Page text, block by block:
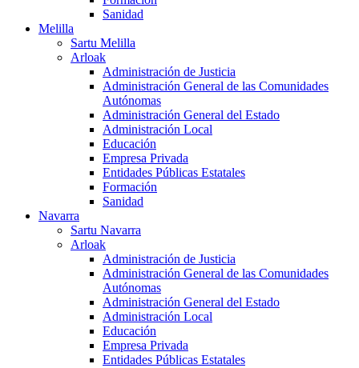
Sanidad
Melilla
Sartu Melilla
Arloak
Administración de Justicia
Administración General de las Comunidades
Autónomas
Administración General del Estado
Administración Local
Educación
Empresa Privada
Entidades Públicas Estatales
Formación
Sanidad
Navarra
Sartu Navarra
Arloak
Administración de Justicia
Administración General de las Comunidades
Autónomas
Administración General del Estado
Administración Local
Educación
Empresa Privada
Entidades Públicas Estatales